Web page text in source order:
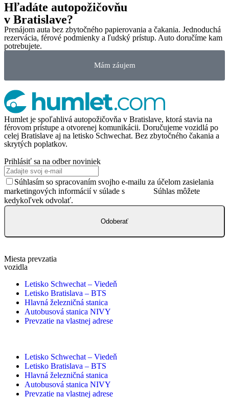
Hľadáte autopožičovňu
v Bratislave?
Prenájom auta bez zbytočného papierovania a čakania. Jednoduchá
rezervácia, férové podmienky a ľudský prístup. Auto doručíme kam
potrebujete.
Mám záujem
Humlet je spoľahlivá autopožičovňa v Bratislave, ktorá stavia na
férovom prístupe a otvorenej komunikácii. Doručujeme vozidlá po
celej Bratislave aj na letisko Schwechat. Bez zbytočného čakania a
skrytých poplatkov.
Prihlásiť sa na odber noviniek
Súhlasím so spracovaním svojho e-mailu za účelom zasielania
marketingových informácií v súlade s
Súhlas môžete
kedykoľvek odvolať.
Odoberať
Miesta prevzatia
vozidla
Letisko Schwechat – Viedeň
Letisko Bratislava – BTS
Hlavná železničná stanica
Autobusová stanica NIVY
Prevzatie na vlastnej adrese
Letisko Schwechat – Viedeň
Letisko Bratislava – BTS
Hlavná železničná stanica
Autobusová stanica NIVY
Prevzatie na vlastnej adrese